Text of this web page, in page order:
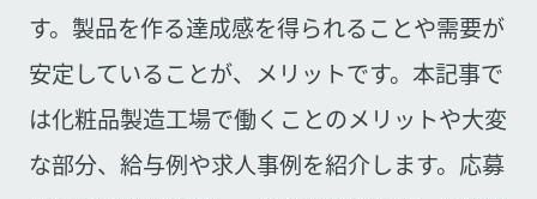
す。製品を作る達成感を得られることや需要が
安定していることが、メリットです。本記事で
は化粧品製造工場で働くことのメリットや大変
な部分、給与例や求人事例を紹介します。応募